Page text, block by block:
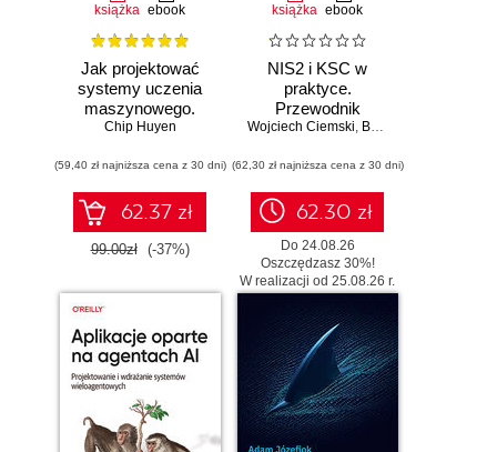
książka ebook
Jak projektować
systemy uczenia
maszynowego.
Iteracyjne
gotowych do pracy
Chip Huyen
(59,40 zł najniższa cena z 30 dni)
62.37 zł
99.00zł (-37%)
książka ebook
NIS2 i KSC w
praktyce.
Przewodnik
wdrożeniowy dla
Wojciech Ciemski, Bartłomiej Wieczorek
(62,30 zł najniższa cena z 30 dni)
62.30 zł
Do 24.08.26
Oszczędzasz 30%!
W realizacji od 25.08.26 r.